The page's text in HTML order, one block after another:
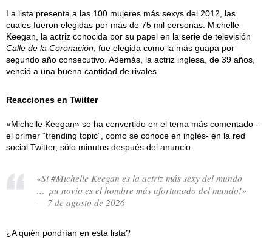
La lista presenta a las 100 mujeres más sexys del 2012, las
cuales fueron elegidas por más de 75 mil personas. Michelle
Keegan, la actriz conocida por su papel en la serie de televisión
Calle de la Coronación , fue elegida como la más guapa por
segundo año consecutivo. Además, la actriz inglesa, de 39 años,
venció a una buena cantidad de rivales.
Reacciones en Twitter
«Michelle Keegan» se ha convertido en el tema más comentado -
el primer “trending topic”, como se conoce en inglés- en la red
social Twitter, sólo minutos después del anuncio.
«Si #Michelle Keegan es la actriz más sexy del mundo
… ¡su novio es el hombre más afortunado del mundo!»
— 7 de agosto de 2026
¿A quién pondrían en esta lista?